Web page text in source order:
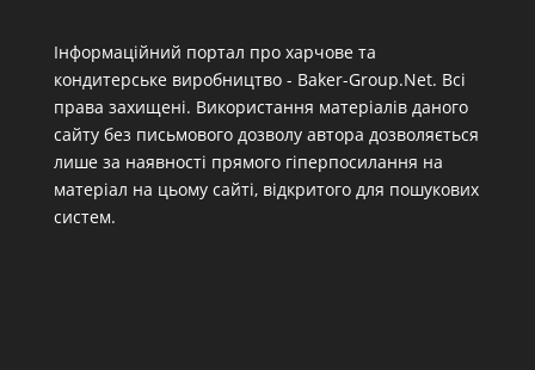
Інформаційний портал про харчове та
кондитерське виробництво - Baker-Group.Net. Всі
права захищені. Використання матеріалів даного
сайту без письмового дозволу автора дозволяється
лише за наявності прямого гіперпосилання на
матеріал на цьому сайті, відкритого для пошукових
систем.